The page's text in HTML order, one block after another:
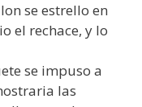
se estrello en
el rechace, y lo
se impuso a
las